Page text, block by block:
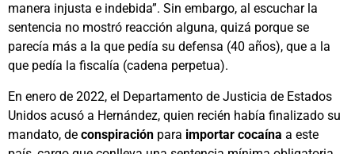
manera injusta e indebida”. Sin embargo, al escuchar la
sentencia no mostró reacción alguna, quizá porque se
parecía más a la que pedía su defensa (40 años), que a la
que pedía la fiscalía (cadena perpetua).
En enero de 2022, el Departamento de Justicia de Estados
Unidos acusó a Hernández, quien recién había finalizado su
mandato, de conspiración para importar cocaína a este